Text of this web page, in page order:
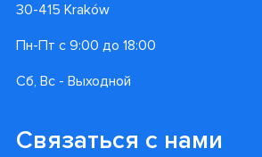
30-415 Kraków
Пн-Пт с 9:00 до 18:00
Сб, Вс - Выходной
Связаться с нами